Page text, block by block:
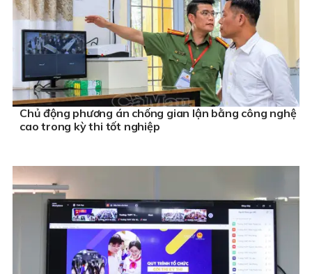
Chủ động phương án chống gian lận bằng công nghệ
cao trong kỳ thi tốt nghiệp